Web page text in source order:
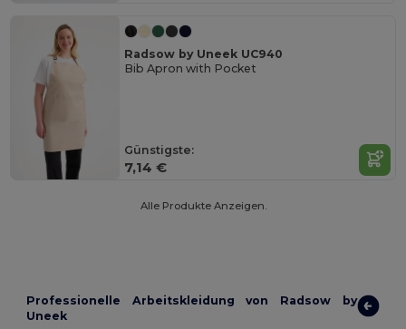
Radsow by Uneek UC940
Bib Apron with Pocket
Günstigste:
7,14 €
Alle Produkte Anzeigen.
Professionelle Arbeitskleidung von Radsow by
Uneek